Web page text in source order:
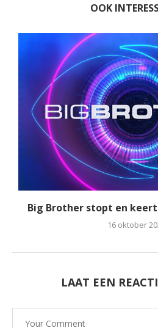
OOK
Big Brother stopt en
16 oktober
LAAT EEN